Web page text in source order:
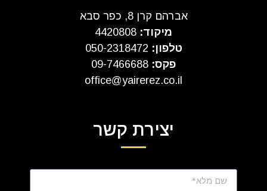
אברהם קרן 8, כפר סבא
מיקוד:
טלפון:
פקס: 09-7466688
office@yairerez.co.il
יצירת קשר